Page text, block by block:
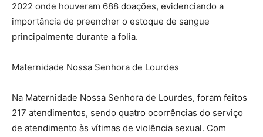
2022 onde houveram 688 doações, evidenciando a
importância de preencher o estoque de sangue
principalmente durante a folia.
Maternidade Nossa Senhora de Lourdes
Na Maternidade Nossa Senhora de Lourdes, foram feitos
217 atendimentos, sendo quatro ocorrências do serviço
de atendimento às vítimas de violência sexual. Com